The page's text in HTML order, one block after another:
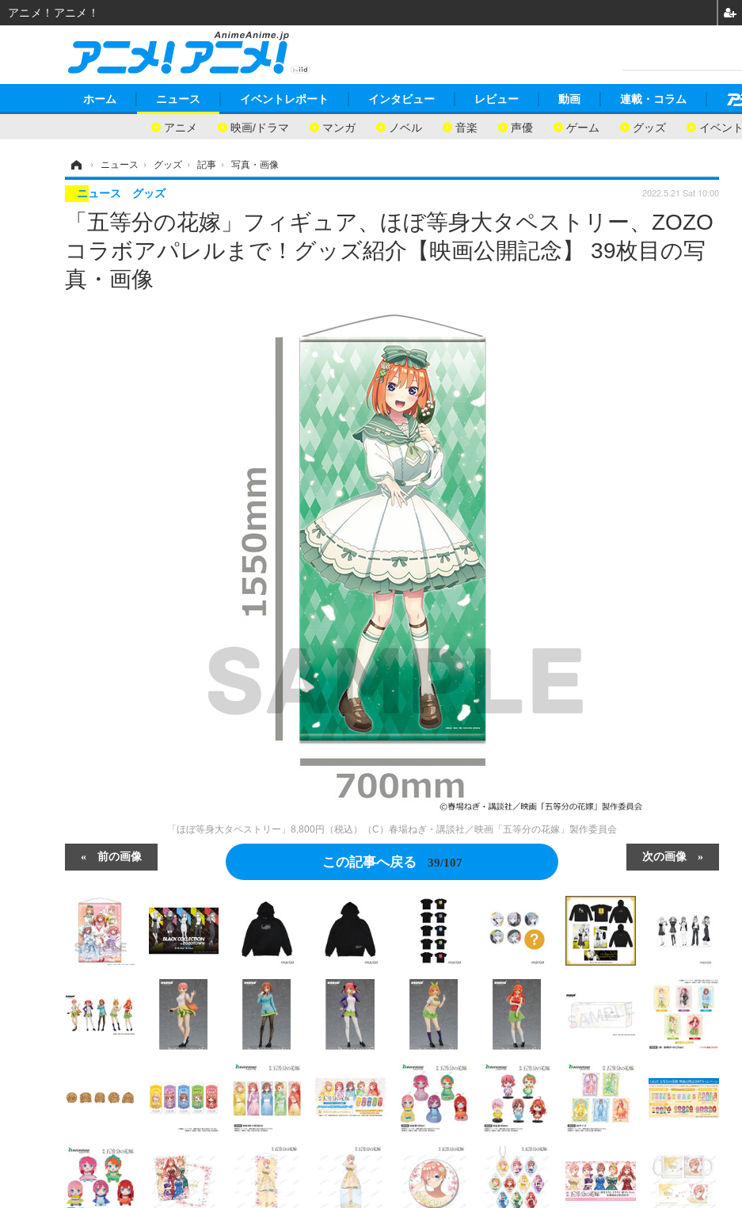
ホーム ニュース
アニメ 映画/ドラマ マンガ ノベル 音楽 声優 ゲーム グッズ イベント
イベントレポート インタビュー レビュー 動画 連載・コラム
› ニュース › グッズ › 記事 › 写真・画像
「五等分の花嫁」フィギュア、ほぼ等身大タペストリー、ZOZO
コラボアパレルまで！グッズ紹介【映画公開記念】 39枚目の写
真・画像
ニュース グッズ 2022.5.21 Sat 10:00
「ほぼ等身大タペストリー」8,800円（税込）（C）春場ねぎ・講談社／映画「五等分の花嫁」製作委員会
前の画像 次の画像
この記事へ戻る 39/107
アニメ！アニメ！